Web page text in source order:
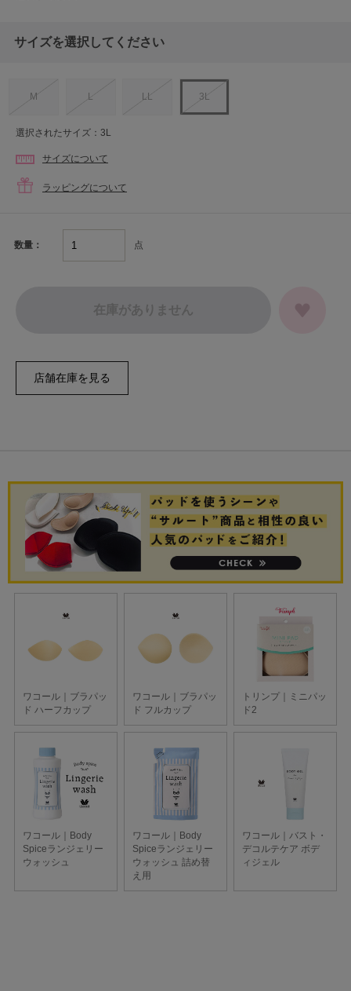
サイズを選択してください
M L LL 3L
選択されたサイズ：3L
サイズについて
ラッピングについて
数量： 点
在庫がありません